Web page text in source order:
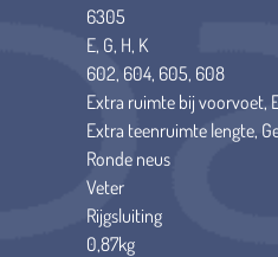
6305
E, G, H, K
602, 604, 605, 608
Extra ruimte bij voorvoet,
Extra teenruimte lengte,
Ronde neus
Veter
Rijgsluiting
0,87kg